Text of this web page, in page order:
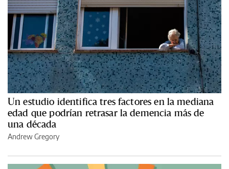
Un estudio identifica tres factores en la mediana
edad que podrían retrasar la demencia más de
una década
Andrew Gregory